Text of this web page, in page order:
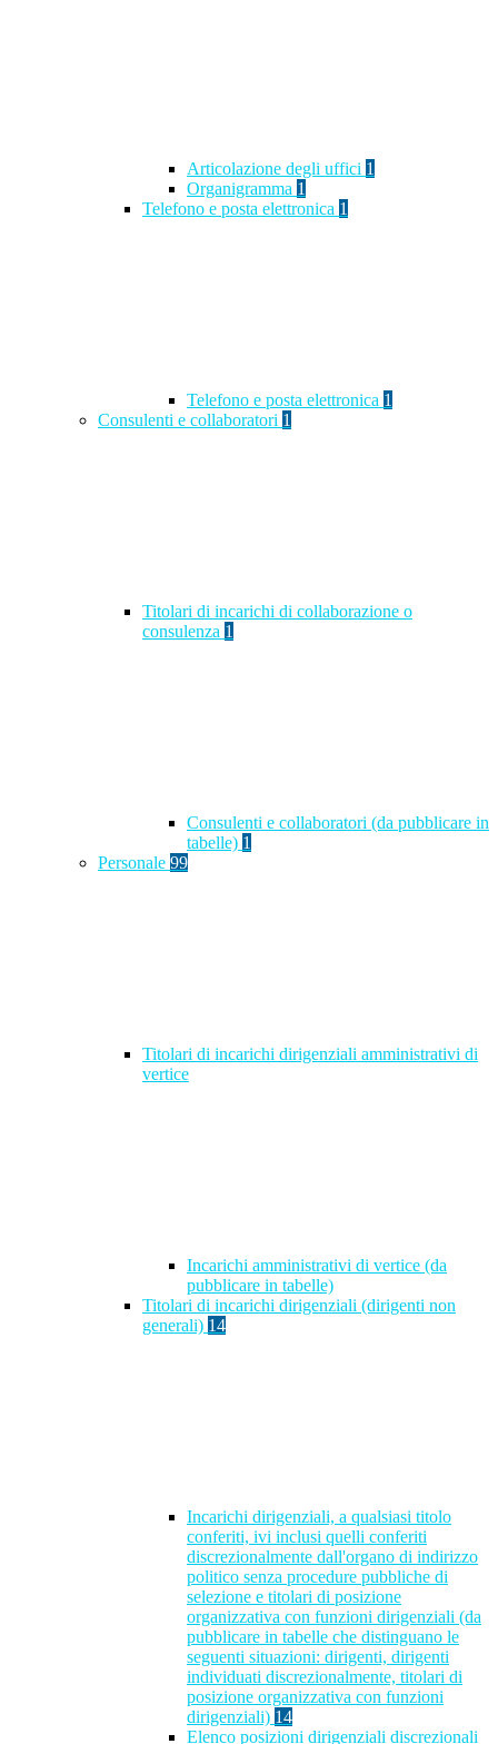
Articolazione degli uffici 1
Organigramma 1
Telefono e posta elettronica 1
Telefono e posta elettronica 1
Consulenti e collaboratori 1
Titolari di incarichi di collaborazione o
consulenza 1
Consulenti e collaboratori (da pubblicare in
tabelle) 1
Personale 99
Titolari di incarichi dirigenziali amministrativi di
vertice
Incarichi amministrativi di vertice (da
pubblicare in tabelle)
Titolari di incarichi dirigenziali (dirigenti non
generali) 14
Incarichi dirigenziali, a qualsiasi titolo
conferiti, ivi inclusi quelli conferiti
discrezionalmente dall'organo di indirizzo
politico senza procedure pubbliche di
selezione e titolari di posizione
organizzativa con funzioni dirigenziali (da
pubblicare in tabelle che distinguano le
seguenti situazioni: dirigenti, dirigenti
individuati discrezionalmente, titolari di
posizione organizzativa con funzioni
dirigenziali) 14
Elenco posizioni dirigenziali discrezionali